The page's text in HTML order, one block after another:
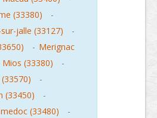
(33380)
-
jalle (33127)
-
- Merignac
Mios (33380)
-
-
(33450)
-
(33480)
-